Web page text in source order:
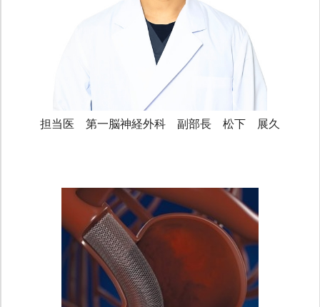
担当医 第一脳神経外科 副部長 松下 展久